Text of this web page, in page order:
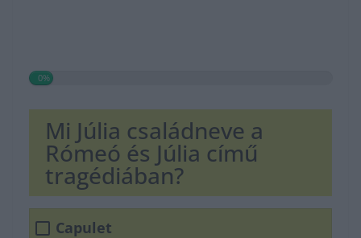
0%
Mi Júlia családneve a
Rómeó és Júlia című
tragédiában?
Capulet